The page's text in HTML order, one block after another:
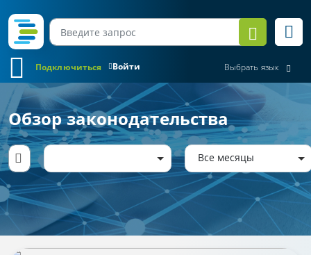
Войти
Подключиться Выбрать язык
Обзор законодательства
Все месяцы